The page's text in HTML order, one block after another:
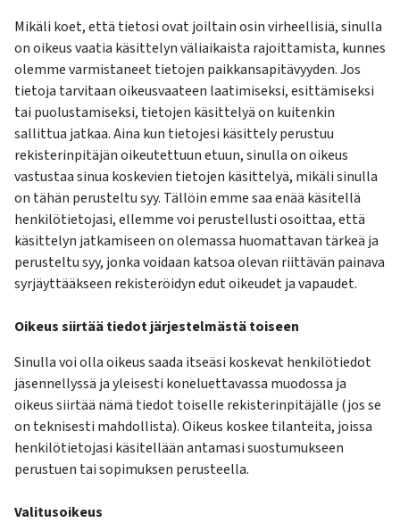
Mikäli koet, että tietosi ovat joiltain osin virheellisiä, sinulla
on oikeus vaatia käsittelyn väliaikaista rajoittamista, kunnes
olemme varmistaneet tietojen paikkansapitävyyden. Jos
tietoja tarvitaan oikeusvaateen laatimiseksi, esittämiseksi
tai puolustamiseksi, tietojen käsittelyä on kuitenkin
sallittua jatkaa. Aina kun tietojesi käsittely perustuu
rekisterinpitäjän oikeutettuun etuun, sinulla on oikeus
vastustaa sinua koskevien tietojen käsittelyä, mikäli sinulla
on tähän perusteltu syy. Tällöin emme saa enää käsitellä
henkilötietojasi, ellemme voi perustellusti osoittaa, että
käsittelyn jatkamiseen on olemassa huomattavan tärkeä ja
perusteltu syy, jonka voidaan katsoa olevan riittävän painava
syrjäyttääkseen rekisteröidyn edut oikeudet ja vapaudet.
Oikeus siirtää tiedot järjestelmästä toiseen
Sinulla voi olla oikeus saada itseäsi koskevat henkilötiedot
jäsennellyssä ja yleisesti koneluettavassa muodossa ja
oikeus siirtää nämä tiedot toiselle rekisterinpitäjälle (jos se
on teknisesti mahdollista). Oikeus koskee tilanteita, joissa
henkilötietojasi käsitellään antamasi suostumukseen
perustuen tai sopimuksen perusteella.
Valitusoikeus